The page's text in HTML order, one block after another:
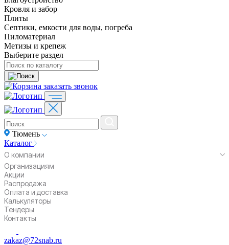
Кровля и забор
Плиты
Септики, емкости для воды, погреба
Пиломатериал
Метизы и крепеж
Выберите раздел
заказать звонок
Тюмень
Каталог
О компании
Организациям
Акции
Распродажа
Оплата и доставка
Калькуляторы
Тендеры
Контакты
zakaz@72snab.ru